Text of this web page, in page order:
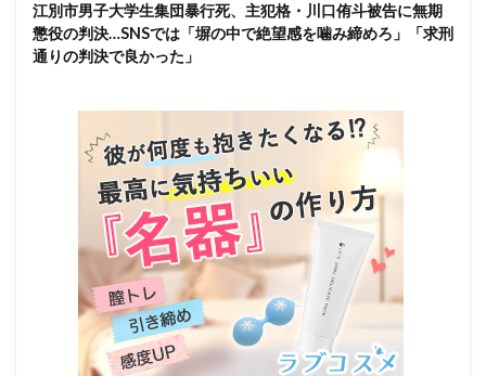
江別市男子大学生集団暴行死、主犯格・川口侑斗被告に無期
懲役の判決…SNSでは「塀の中で絶望感を噛み締めろ」「求刑
通りの判決で良かった」